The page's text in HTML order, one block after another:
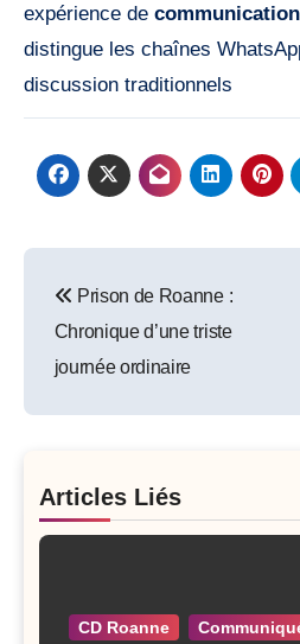
expérience de
distingue les chaînes
discussion traditionnels
navigation
Prison de Roanne :
Chronique d’une triste
journée ordinaire
Articles Liés
CD Roanne